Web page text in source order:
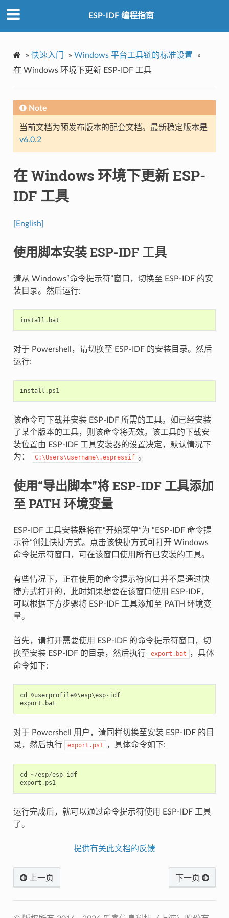
ESP-IDF 编程指南
» 快速入门 » Windows 平台工具链的标准设置
»
在 Windows 环境下更新 ESP-IDF 工具
Note
当前文档为预发布版本的配套文档。最新稳定版本是
v6.0.2
在 Windows 环境下更新 ESP-
IDF 工具
[English]
使用脚本安装 ESP-IDF 工具
请从 Windows“命令提示符”窗口，切换至 ESP-IDF 的安
装目录。然后运行:
install . bat
对于 Powershell，请切换至 ESP-IDF 的安装目录。然后
运行:
install . ps1
该命令可下载并安装 ESP-IDF 所需的工具。如已经安装
了某个版本的工具，则该命令将无效。该工具的下载安
装位置由 ESP-IDF 工具安装器的设置决定，默认情况下
为：
C:\Users\username\.espressif 。
使用“导出脚本”将 ESP-IDF 工具添加
至 PATH 环境变量
ESP-IDF 工具安装器将在“开始菜单”为 “ESP-IDF 命令提
示符”创建快捷方式。点击该快捷方式可打开 Windows
命令提示符窗口，可在该窗口使用所有已安装的工具。
有些情况下，正在使用的命令提示符窗口并不是通过快
捷方式打开的，此时如果想要在该窗口使用 ESP-IDF，
可以根据下方步骤将 ESP-IDF 工具添加至 PATH 环境变
量。
首先，请打开需要使用 ESP-IDF 的命令提示符窗口，切
换至安装 ESP-IDF 的目录，然后执行
export.bat
，具体
命令如下:
cd %userprofile%\esp\esp- idf
export . bat
对于 Powershell 用户，请同样切换至安装 ESP-IDF 的目
录，然后执行
export.ps1 ，具体命令如下:
cd ~/esp/esp- idf
export . ps1
运行完成后，就可以通过命令提示符使用 ESP-IDF 工具
了。
提供有关此文档的反馈
上一页 下一页